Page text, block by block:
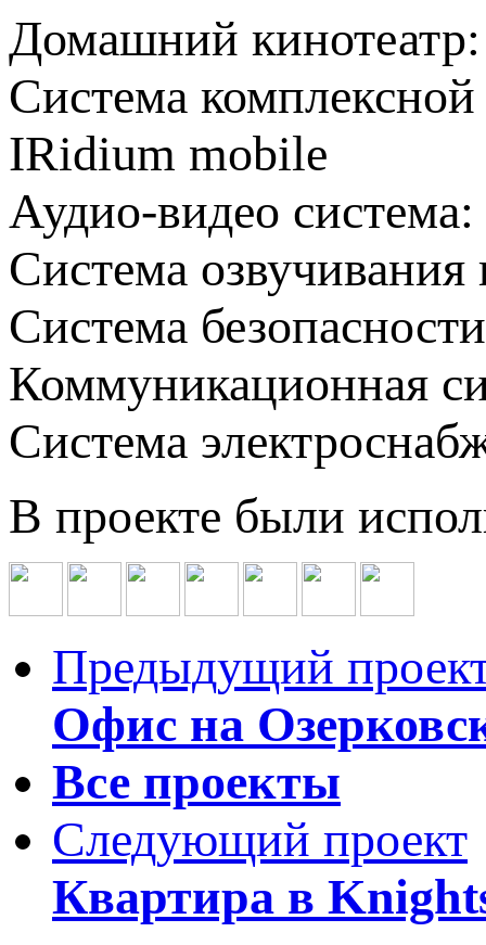
Домашний кинотеатр:
Система
IRidium mobile
Аудио-видео система:
Система
Система
Коммуникационная
Система
В проекте были
Предыдущий
Офис на
Все проекты
Следующий проект
Квартира в